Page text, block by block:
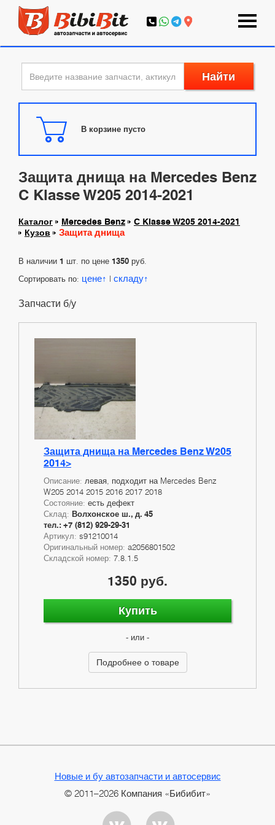
Найти
В корзине пусто
Защита днища на Mercedes Benz
C Klasse W205 2014-2021
Каталог Mercedes Benz
C Klasse W205 2014-2021
Кузов
Защита днища
В наличии 1 шт. по цене 1350 руб.
Сортировать по: цене | складу
Запчасти б/у
Защита днища на Mercedes Benz W205
2014>
Описание: левая, подходит на Mercedes Benz
W205 2014 2015 2016 2017 2018
Состояние: есть дефект
Склад: Волхонское ш., д. 45
тел.: +7 (812) 929-29-31
Артикул: s91210014
Оригинальный номер: a2056801502
Складской номер: 7.8.1.5
1350 руб.
Купить
- или -
Подробнее о товаре
Новые и бу автозапчасти и автосервис
© 2011–2026 Компания «Бибибит»